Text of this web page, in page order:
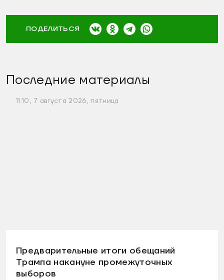
ПОДЕЛИТЬСЯ
Последние материалы
11:10, 7 августа 2026, пятница
Предварительные итоги обещаний
Трампа накануне промежуточных
выборов